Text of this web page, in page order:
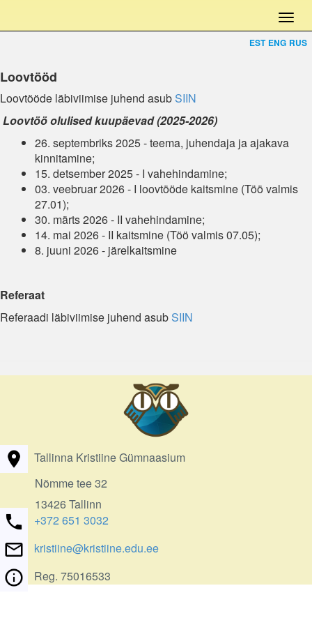
EST ENG RUS
Loovtööd
Loovtööde läbiviimise juhend asubSIIN
Loovtöö olulised kuupäevad (2025-2026)
26. septembriks 2025 - teema, juhendaja ja ajakava
kinnitamine;
15. detsember 2025 - I vahehindamine;
03. veebruar 2026 - I loovtööde kaitsmine (Töö valmis
27.01);
30. märts 2026 - II vahehindamine;
14. mai 2026 - II kaitsmine (Töö valmis 07.05);
8. juuni 2026 - järelkaitsmine
Referaat
Referaadi läbiviimise juhend asubSIIN
Tallinna Kristiine Gümnaasium
Nõmme tee 32
13426 Tallinn
+372 651 3032
kristiine@kristiine.edu.ee
Reg. 75016533